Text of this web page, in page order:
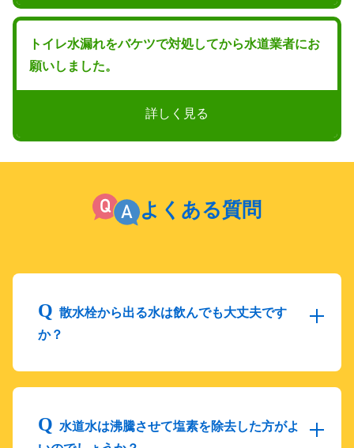
トイレ水漏れをバケツで対処してから水道業者にお
願いしました。
詳しく見る
よくある質問
散水栓から出る水は飲んでも大丈夫です
か？
水道水は沸騰させて塩素を除去した方がよ